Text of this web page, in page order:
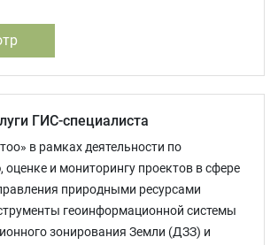
ГИС-специалиста
в рамках деятельности по
и мониторингу проектов в сфере
природными ресурсами
геоинформационной системы
зонирования Земли (ДЗЗ) и